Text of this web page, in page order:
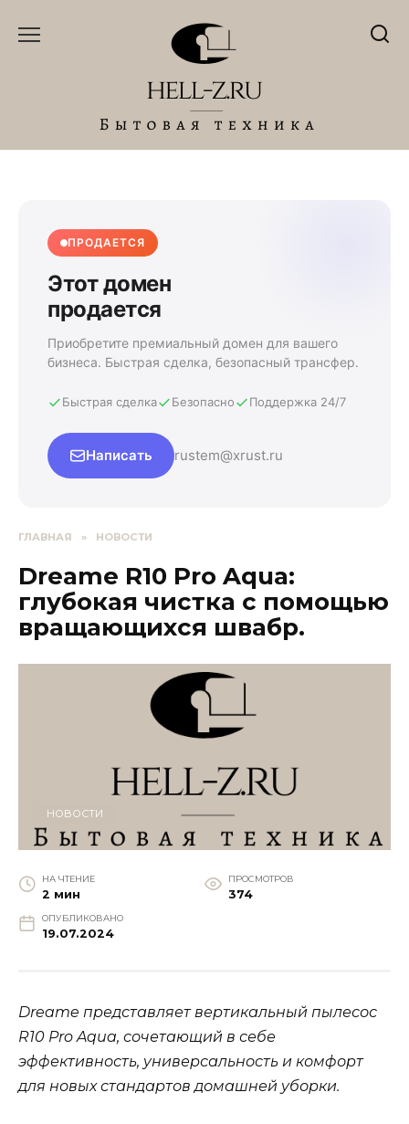
ПРОДАЕТСЯ
Этот домен
продается
Приобретите премиальный домен для вашего
бизнеса. Быстрая сделка, безопасный трансфер.
Быстрая сделка Безопасно Поддержка 24/7
Написать rustem@xrust.ru
ГЛАВНАЯ » НОВОСТИ
Dreame R10 Pro Aqua:
глубокая чистка с помощью
вращающихся швабр.
НОВОСТИ
НА ЧТЕНИЕ
2 мин
ПРОСМОТРОВ
374
ОПУБЛИКОВАНО
19.07.2024
Dreame представляет вертикальный пылесос
R10 Pro Aqua, сочетающий в себе
эффективность, универсальность и комфорт
для новых стандартов домашней уборки.